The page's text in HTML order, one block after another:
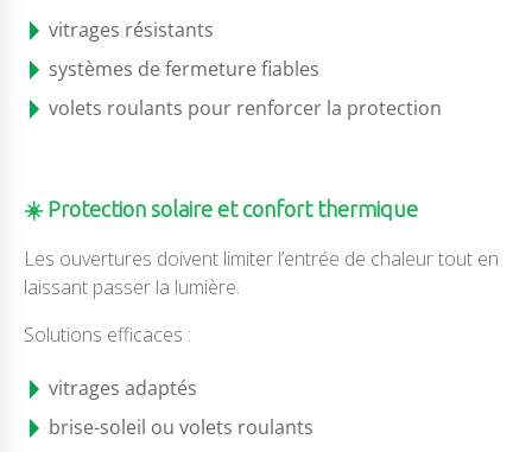
vitrages résistants
systèmes de fermeture fiables
volets roulants pour renforcer la protection
☀️ Protection solaire et confort thermique
Les ouvertures doivent limiter l’entrée de chaleur tout en
laissant passer la lumière.
Solutions efficaces :
vitrages adaptés
brise-soleil ou volets roulants